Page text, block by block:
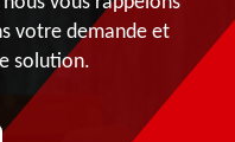
votre demande et
solution.